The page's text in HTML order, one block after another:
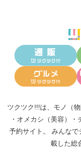
ツクツク!!!は、 モノ（物
・ オメカシ（美容） ・
予約サイト。
みんなで
載した総